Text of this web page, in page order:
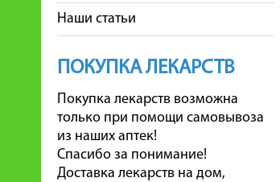
Наши статьи
ПОКУПКА ЛЕКАРСТВ
Покупка лекарств возможна
только при помощи самовывоза
из наших аптек!
Спасибо за понимание!
Доставка лекарств на дом,